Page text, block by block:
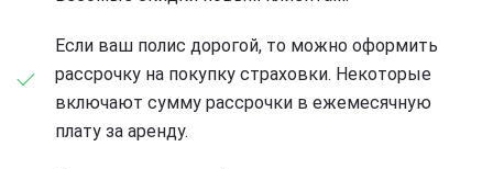
Если ваш полис дорогой, то можно оформить
рассрочку на покупку страховки. Некоторые
включают сумму рассрочки в ежемесячную
плату за аренду.